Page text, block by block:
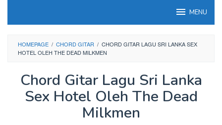
MENU
HOMEPAGE / CHORD GITAR / CHORD GITAR LAGU SRI LANKA SEX
HOTEL OLEH THE DEAD MILKMEN
Chord Gitar Lagu Sri Lanka
Sex Hotel Oleh The Dead
Milkmen